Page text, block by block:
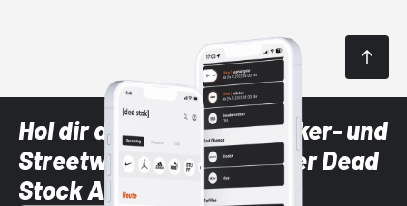
Hol dir die neuesten Sneaker- und
Streetwear-Brands mit der Dead
Stock App